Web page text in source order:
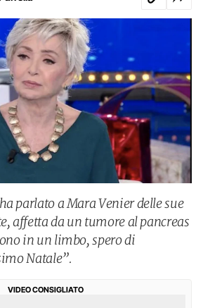
parlato a Mara Venier delle sue
affetta da un tumore al pancreas
in un limbo, spero di
Natale”.
VIDEO CONSIGLIATO